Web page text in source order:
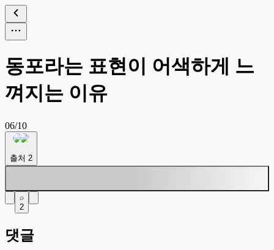
동포라는 표현이 어색하게 느
껴지는 이유
06/10
출처 2
2
댓글